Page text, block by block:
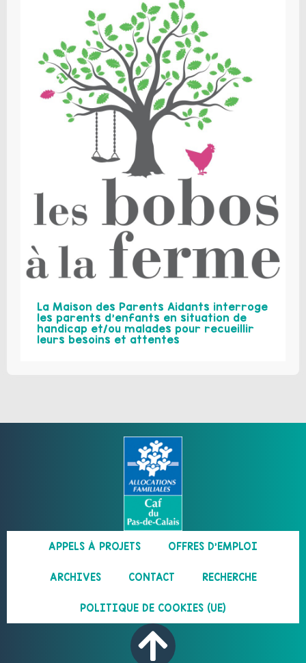
La Maison des Parents Aidants interroge
les parents d’enfants en situation de
handicap et/ou malades pour recueillir
leurs besoins et attentes
APPELS À PROJETS OFFRES D’EMPLOI
ARCHIVES CONTACT RECHERCHE
POLITIQUE DE COOKIES (UE)